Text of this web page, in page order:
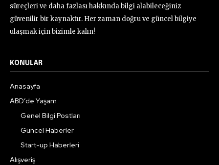
süreçleri ve daha fazlası hakkında bilgi alabileceğiniz
güvenilir bir kaynaktır. Her zaman doğru ve güncel bilgiye
ulaşmak için bizimle kalın!
KONULAR
Anasayfa
ABD’de Yaşam
Genel Bilgi Postları
Güncel Haberler
Start-up Haberleri
Alışveriş